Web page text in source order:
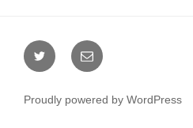
Twitter
メ
ー
Proudly powered by WordPress